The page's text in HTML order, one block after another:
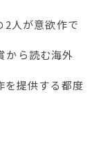
人が意欲作で
ら読む海外
提供する都度